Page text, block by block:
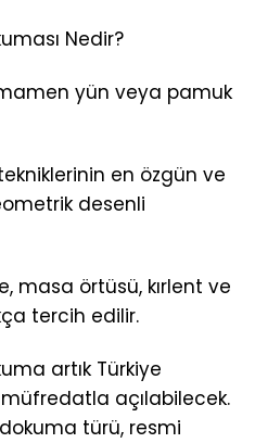
Nedir?
yün veya pamuk
en özgün ve
desenli
masa örtüsü, kırlent ve
tercih edilir.
artık Türkiye
açılabilecek.
türü, resmi